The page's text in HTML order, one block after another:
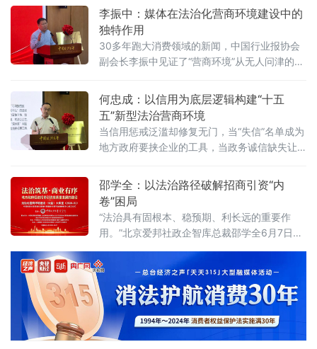
例》施行近两年来，为何部分地区仍屡屡出
现“超国民待遇”补贴、隐性地方保护、跨区域恶
性竞争？北京物资学院法学院院长吴长军6月7
日在中国政法大学法治化营商环境建设与数字
金融研究中心揭牌仪式既同期举办的“法治筑
李振中：媒体在法治化营商环境建设中的
独特作用
30多年跑大消费领域的新闻，中国行业报协会
副会长李振中见证了“营商环境”从无人问津的模
国政法大学法治化营商环境建设与数字金融研
究中心揭牌仪式既同期举办的“法治筑基、商业
有序——地方政府促进招商引资和高质量发展
路径”法治化营商环境建设（公益）大讲堂2026
首期活动上，李振中以媒体人视角直言：法治
何忠成：以信用为底层逻辑构建“十五
五”新型法治营商环境
当信用惩戒泛滥却修复无门，当“失信”名单成为
地方政府要挟企业的工具，当政务诚信缺失让
环境，还是在异化为另一种权力寻租？上海大
学法学院企业法治与创新发展研究中心主任何
忠成6月7日在中国政法大学法治化营商环境建
设与数字金融研究中心揭牌仪式既同期举办
的“法治筑基、商业有序——地方政府促进招商
引资和高质量发展路径”法治化营商环境建设
（公益）大
邵学全：以法治路径破解招商引资“内
卷”困局
“法治具有固根本、稳预期、利长远的重要作
用。”北京爱邦社政企智库总裁邵学全6月7日在
研究中心揭牌仪式既同期举办的“法治筑基、商
业有序——地方政府促进招商引资和高质量发
展路径”法治化营商环境建设（公益）大讲堂
2026首期活动上发表书面发言，为地方政府招
商引资高质量发展提出五条法治路径。他指
出，推动高质量发展离不开法治的支撑和保